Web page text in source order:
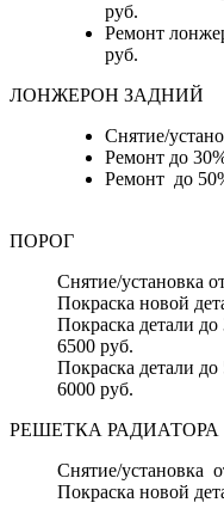
руб.
Ремонт
руб.
ЛОНЖЕРОН ЗАДНИЙ
Снятие/
Ремонт до
Ремонт до
ПОРОГ
Снятие/установка
Покраска новой
Покраска детали
6500 руб.
Покраска детали
6000 руб.
РЕШЕТКА РАДИАТОРА
Снятие/установка
Покраска новой